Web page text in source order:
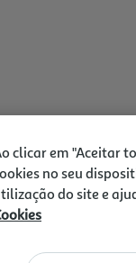
clicar em "Aceitar
no seu
do site e